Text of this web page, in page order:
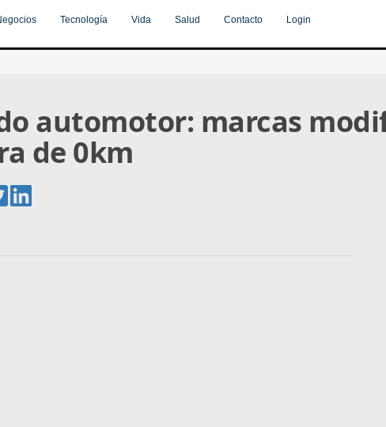
Tecnología Vida Salud Contacto Login
automotor: marcas
de 0km